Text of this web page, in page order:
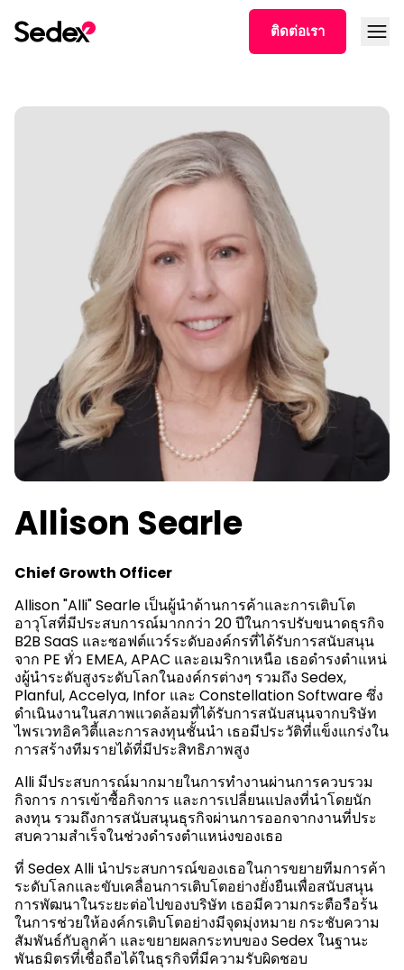
ติดต่อเรา
Allison Searle
Chief Growth Officer
Allison "Alli" Searle เป็นผู้นําด้านการค้าและการเติบโต
อาวุโสที่มีประสบการณ์มากกว่า 20 ปีในการปรับขนาดธุรกิจ
B2B SaaS และซอฟต์แวร์ระดับองค์กรที่ได้รับการสนับสนุน
จาก PE ทั่ว EMEA, APAC และอเมริกาเหนือ เธอดํารงตําแหน่
งผู้นําระดับสูงระดับโลกในองค์กรต่างๆ รวมถึง Sedex,
Planful, Accelya, Infor และ Constellation Software ซึ่ง
ดําเนินงานในสภาพแวดล้อมที่ได้รับการสนับสนุนจากบริษัท
ไพรเวทอิควิตี้และการลงทุนชั้นนํา เธอมีประวัติที่แข็งแกร่งใน
การสร้างทีมรายได้ที่มีประสิทธิภาพสูง
Alli มีประสบการณ์มากมายในการทํางานผ่านการควบรวม
กิจการ การเข้าซื้อกิจการ และการเปลี่ยนแปลงที่นําโดยนัก
ลงทุน รวมถึงการสนับสนุนธุรกิจผ่านการออกจากงานที่ประ
สบความสําเร็จในช่วงดํารงตําแหน่งของเธอ
ที่ Sedex Alli นําประสบการณ์ของเธอในการขยายทีมการค้า
ระดับโลกและขับเคลื่อนการเติบโตอย่างยั่งยืนเพื่อสนับสนุน
การพัฒนาในระยะต่อไปของบริษัท เธอมีความกระตือรือร้น
ในการช่วยให้องค์กรเติบโตอย่างมีจุดมุ่งหมาย กระชับความ
สัมพันธ์กับลูกค้า และขยายผลกระทบของ Sedex ในฐานะ
พันธมิตรที่เชื่อถือได้ในธุรกิจที่มีความรับผิดชอบ